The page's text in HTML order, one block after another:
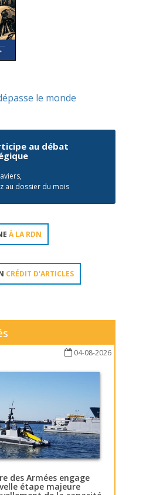
le monde
au débat
au dossier du mois
À LA RDN
CRÉDIT D'ARTICLES
04-08-2026
des Armées engage
étape majeure